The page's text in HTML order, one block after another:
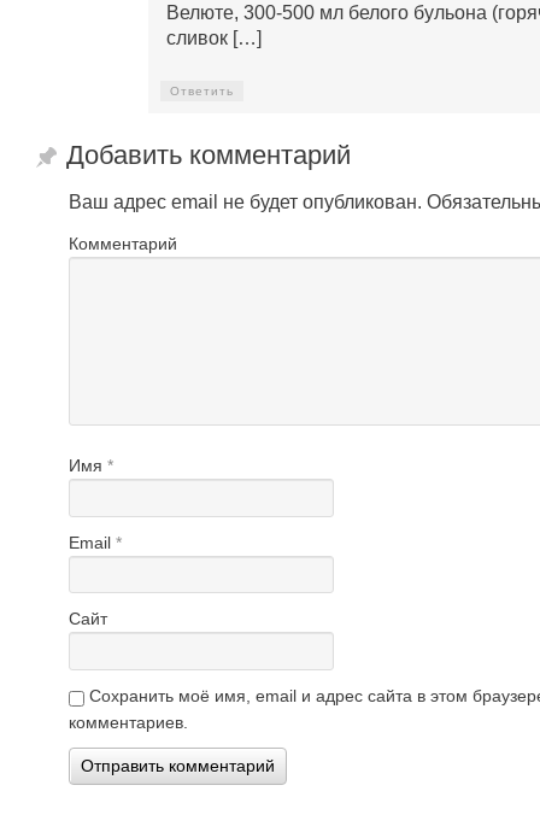
Велюте, 300-500 мл белого бульона
сливок […]
Ответить
Добавить комментарий
Ваш адрес email не будет опубликован.
Комментарий
Имя *
Email *
Сайт
Сохранить моё имя, email и адрес сайта в этом
комментариев.